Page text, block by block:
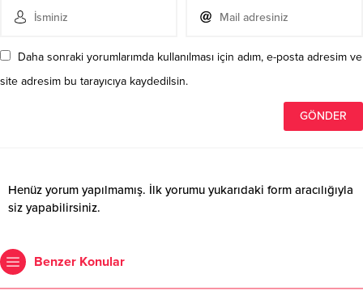
Daha sonraki yorumlarımda kullanılması için adım, e-posta adresim ve
site adresim bu tarayıcıya kaydedilsin.
Henüz yorum yapılmamış. İlk yorumu yukarıdaki form aracılığıyla
siz yapabilirsiniz.
Benzer Konular